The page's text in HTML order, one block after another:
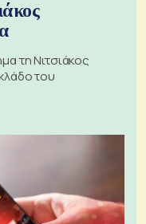
τη Νιτσιάκος
του